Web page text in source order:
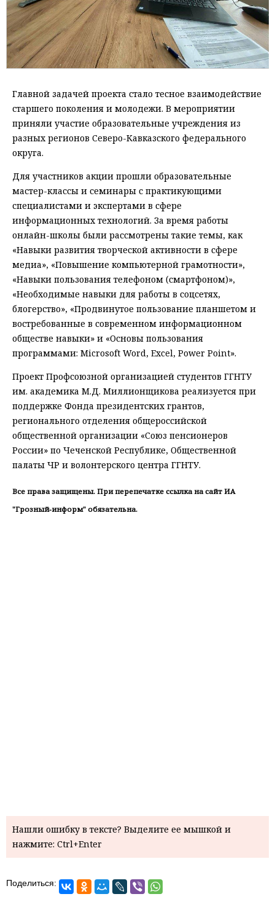
Главной задачей проекта стало тесное взаимодействие
старшего поколения и молодежи. В мероприятии
приняли участие образовательные учреждения из
разных регионов Северо-Кавказского федерального
округа.
Для участников акции прошли образовательные
мастер-классы и семинары с практикующими
специалистами и экспертами в сфере
информационных технологий. За время работы
онлайн-школы были рассмотрены такие темы, как
«Навыки развития творческой активности в сфере
медиа», «Повышение компьютерной грамотности»,
«Навыки пользования телефоном (смартфоном)»,
«Необходимые навыки для работы в соцсетях,
блогерство», «Продвинутое пользование планшетом и
востребованные в современном информационном
обществе навыки» и «Основы пользования
программами: Microsoft Word, Excel, Power Point».
Проект Профсоюзной организацией студентов ГГНТУ
им. академика М.Д. Миллионщикова реализуется при
поддержке Фонда президентских грантов,
регионального отделения общероссийской
общественной организации «Союз пенсионеров
России» по Чеченской Республике, Общественной
палаты ЧР и волонтерского центра ГГНТУ.
Все права защищены. При перепечатке ссылка на сайт ИА
"Грозный-информ" обязательна.
Нашли ошибку в тексте? Выделите ее мышкой и
нажмите: Ctrl+Enter
Поделиться: